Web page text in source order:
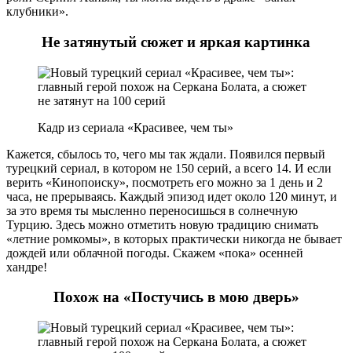
клубники».
Не затянутый сюжет и яркая картинка
Кадр из сериала «Красивее, чем ты»
Кажется, сбылось то, чего мы так ждали. Появился первый
турецкий сериал, в котором не 150 серий, а всего 14. И если
верить «Кинопоиску», посмотреть его можно за 1 день и 2
часа, не прерываясь. Каждый эпизод идет около 120 минут, и
за это время ты мысленно переносишься в солнечную
Турцию. Здесь можно отметить новую традицию снимать
«летние ромкомы», в которых практически никогда не бывает
дождей или облачной погоды. Скажем «пока» осенней
хандре!
Похож на «Постучись в мою дверь»